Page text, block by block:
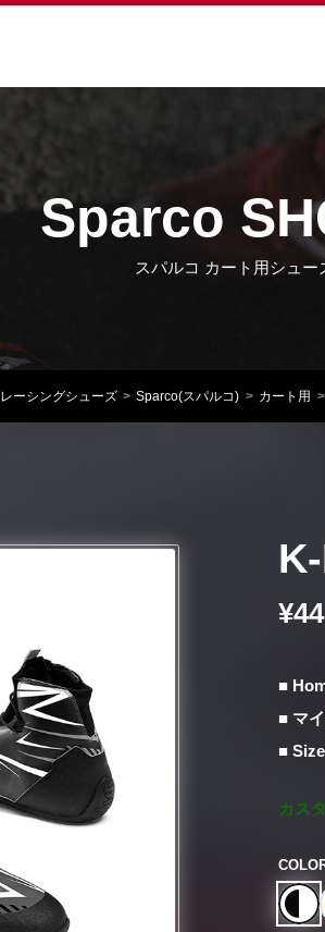
Sparco
スパルコ カート用シュー
レーシングシューズ Sparco(スパルコ) カート用
■
■ マ
■
カス